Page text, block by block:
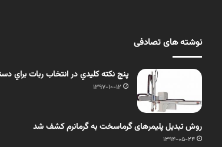
نوشته های تصادفی
پنج نكته كليدي در انتخاب ربات براي
1397-10-12
روش تبديل پلیمرهای گرماسخت به گرمانرم كشف شد
1394-05-24